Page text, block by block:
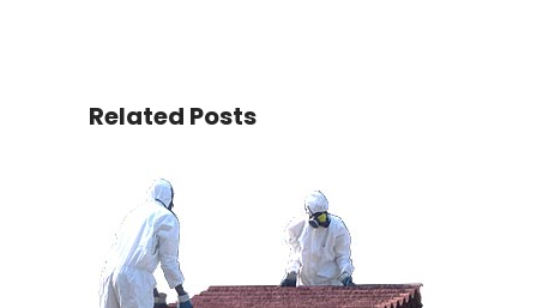
Related Posts